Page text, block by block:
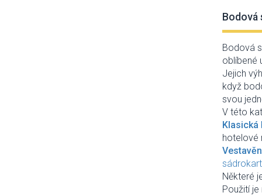
Bodová
Bodová
oblíbené
Jejich
když
svou
V této
Klasická
hotelové
Některé
Použití